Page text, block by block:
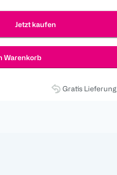
Jetzt kaufen
Warenkorb
Gratis